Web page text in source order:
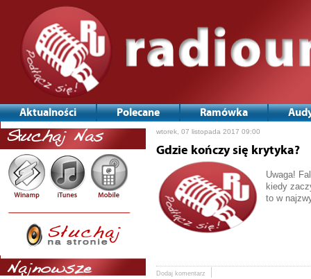
Aktualności Polecane Ramówka
Słuchaj Nas
Najnowsze
wtorek, 07 listopada 2017 09:00
Gdzie kończy się krytyka?
Uwaga!
kiedy
to w
Dodaj komentarz